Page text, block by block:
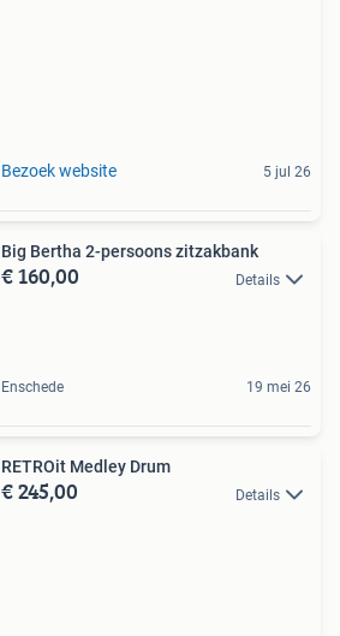
Bezoek website 5 jul 26
Big Bertha 2-persoons zitzakbank
€ 160,00 Details
Enschede 19 mei 26
RETROit Medley Drum
€ 245,00 Details